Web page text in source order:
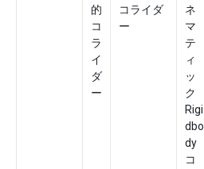
的
コ
ラ
イ
ダ
ー
コライダ
ー
ネ
マ
テ
ィ
ッ
ク
Rigi
dbo
dy
コ